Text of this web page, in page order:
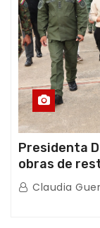
Presidenta
obras de
afectaciones
Claudia